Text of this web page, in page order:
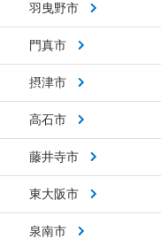
羽曳野市
門真市
摂津市
高石市
藤井寺市
東大阪市
泉南市